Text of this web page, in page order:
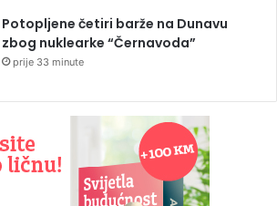
Potopljene četiri barže na Dunavu
zbog nuklearke “Černavoda”
prije 33 minute